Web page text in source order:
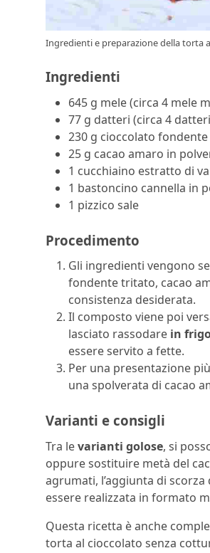
Ingredienti e preparazione della torta
Ingredienti
645 g mele(circa 4 mele
77 g datteri (circa 4
230 g cioccolato fondente
25 g cacao amaro in
1 cucchiaino estratto di
1 bastoncino cannella in
1 pizzico sale
Procedimento
Gli ingredienti vengono
fondente tritato, cacao
consistenza desiderata.
Il composto viene poi
lasciato rassodare in
essere servito a fette.
Per una presentazione
una spolverata di cacao
Varianti e consigli
Tra levarianti golose, si
oppure sostituire metà del
agrumati, l’aggiunta di
essere realizzata in formato
Questa ricetta è anche
torta al cioccolato senza